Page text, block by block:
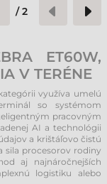
/2
ET60W,
V TERÉNE
využíva umelú
so systémom
pracovným
AI a technológii
a krištáľovo čistú
sila procesorov rodiny
aj najnáročnejších
logistiku alebo